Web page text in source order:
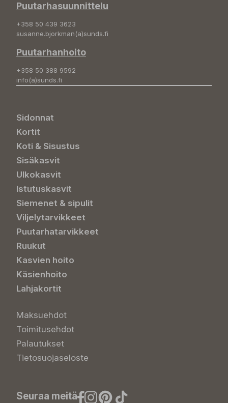
Puutarhasuunnittelu
+358 50 439 3623
susanne.bjorkman(a)sunds.fi
Puutarhanhoito
+358 50 388 9592
info(a)sunds.fi
Sidonnat
Kortit
Koti & Sisustus
Sisäkasvit
Ulkokasvit
Istutuskasvit
Siemenet & sipulit
Viljelytarvikkeet
Puutarhatarvikkeet
Ruukut
Kasvien hoito
Käsienhoito
Lahjakortit
Maksuehdot
Toimitusehdot
Palautukset
Tietosuojaseloste
Seuraa meitä